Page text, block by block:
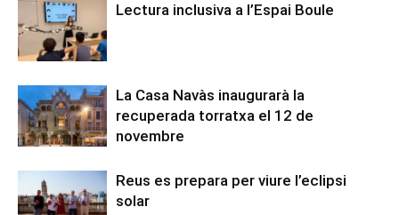
Lectura inclusiva a l’Espai Boule
La Casa Navàs inaugurarà la
recuperada torratxa el 12 de
novembre
Reus es prepara per viure l’eclipsi
solar